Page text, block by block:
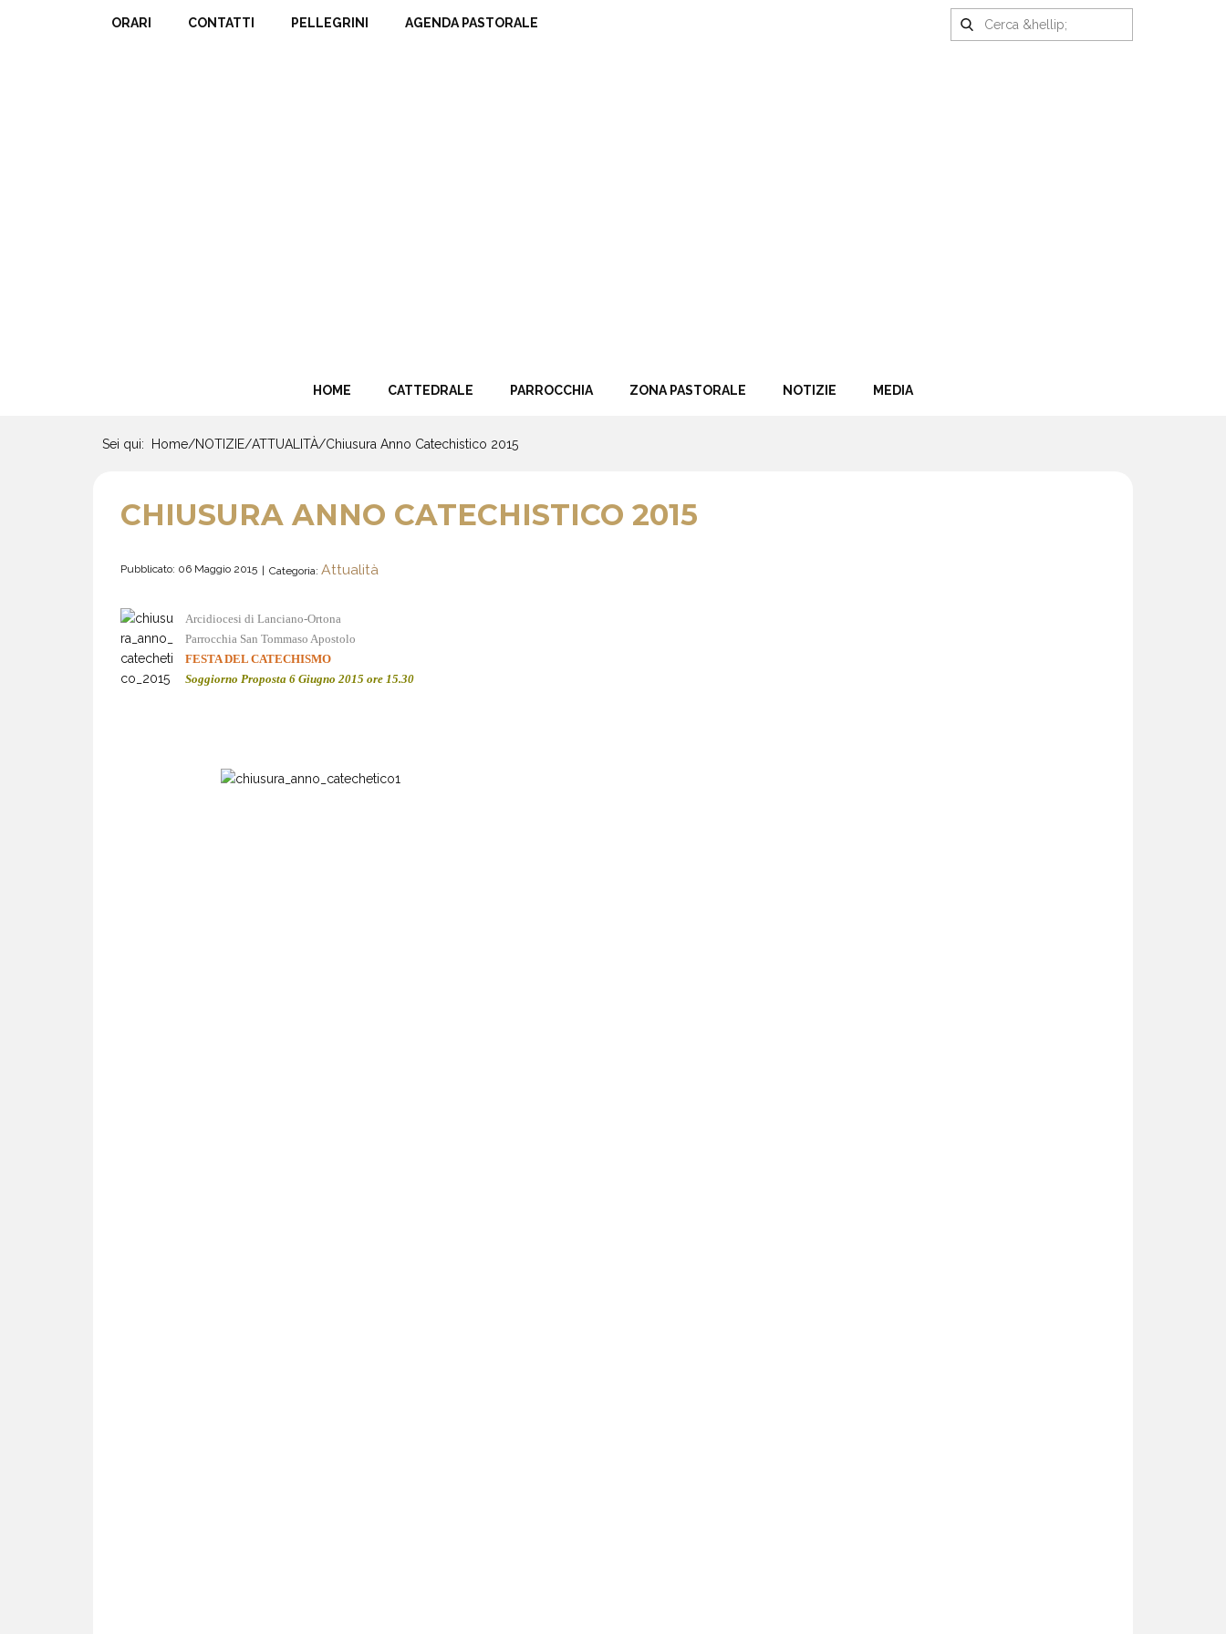
ORARI CONTATTI PELLEGRINI AGENDA PASTORALE
HOME CATTEDRALE PARROCCHIA ZONA PASTORALE NOTIZIE MEDIA
Sei qui: Home/NOTIZIE/ATTUALITÀ/Chiusura Anno Catechistico 2015
CHIUSURA ANNO CATECHISTICO 2015
Pubblicato: 06 Maggio 2015 Categoria: Attualità
Arcidiocesi di Lanciano-Ortona
Parrocchia San Tommaso Apostolo
FESTA DEL CATECHISMO
Soggiorno Proposta 6 Giugno 2015 ore 15.30